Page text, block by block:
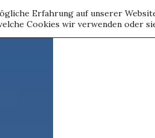
Erfahrung auf unserer
Cookies wir verwenden oder